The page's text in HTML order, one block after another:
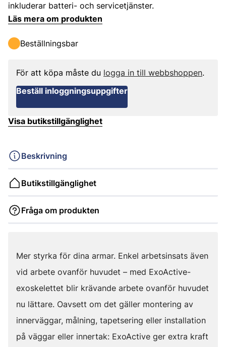
inkluderar batteri- och servicetjänster.
Läs mera om produkten
Beställningsbar
För att köpa måste du logga in till webbshoppen.
Beställ inloggningsuppgifter
Visa butikstillgänglighet
Beskrivning
Butikstillgänglighet
Fråga om produkten
Mer styrka för dina armar. Enkel arbetsinsats även
vid arbete ovanför huvudet – med ExoActive-
exoskelettet blir krävande arbete ovanför huvudet
nu lättare. Oavsett om det gäller montering av
innerväggar, målning, tapetsering eller installation
på väggar eller innertak: ExoActive ger extra kraft